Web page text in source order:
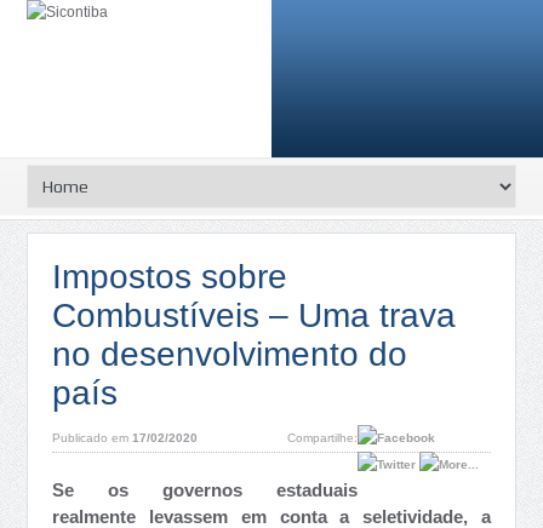
Impostos sobre
Combustíveis – Uma trava
no desenvolvimento do
país
Publicado em17/02/2020 Compartilhe:
Se os governos estaduais
realmente levassem em conta a seletividade, a